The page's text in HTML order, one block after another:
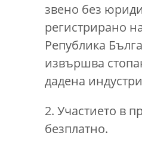
звено без
регистрирано
Република
извършва
дадена
2. Участието в
безплатно.